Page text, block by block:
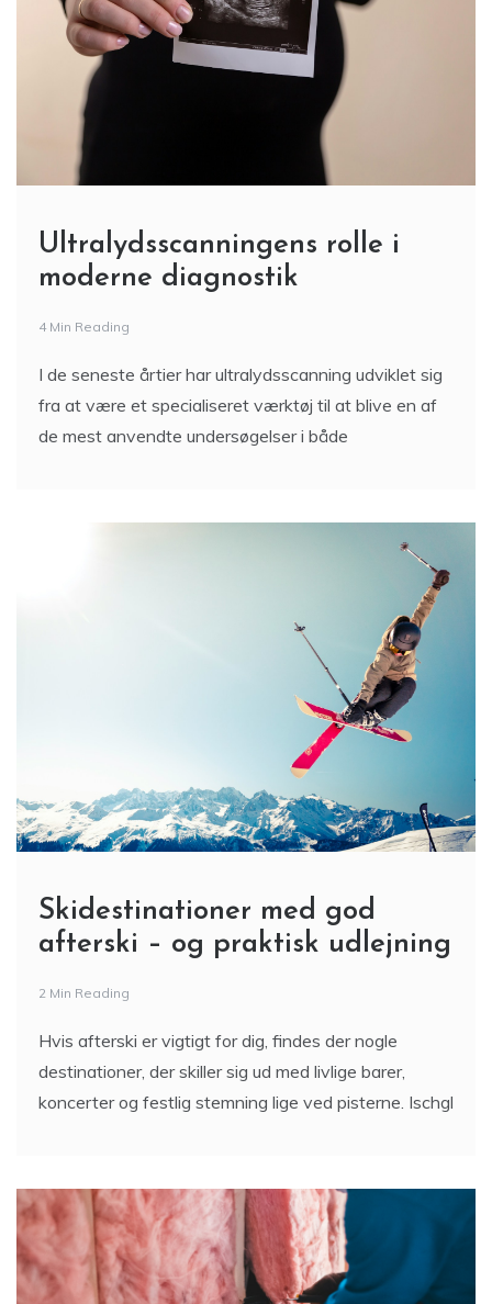
Ultralydsscanningens rolle i
moderne diagnostik
4 Min Reading
I de seneste årtier har ultralydsscanning udviklet sig
fra at være et specialiseret værktøj til at blive en af
de mest anvendte undersøgelser i både
Skidestinationer med god
afterski – og praktisk udlejning
2 Min Reading
Hvis afterski er vigtigt for dig, findes der nogle
destinationer, der skiller sig ud med livlige barer,
koncerter og festlig stemning lige ved pisterne. Ischgl